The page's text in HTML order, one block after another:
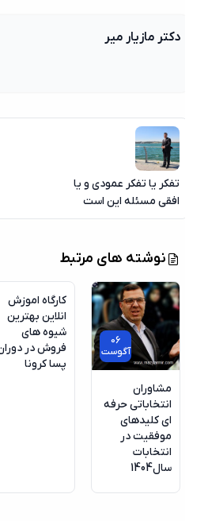
دکتر مازیار میر
تفکر یا تفکر عمودی و یا
افقی مسئله این است
نوشته های مرتبط
06
آگوست
مشاوران
انتخاباتی حرفه
ای کلیدهای
موفقیت در
انتخابات
کارگاه اموزش
انلاین بهترین
شیوه های
فروش در دوران
پسا کرونا